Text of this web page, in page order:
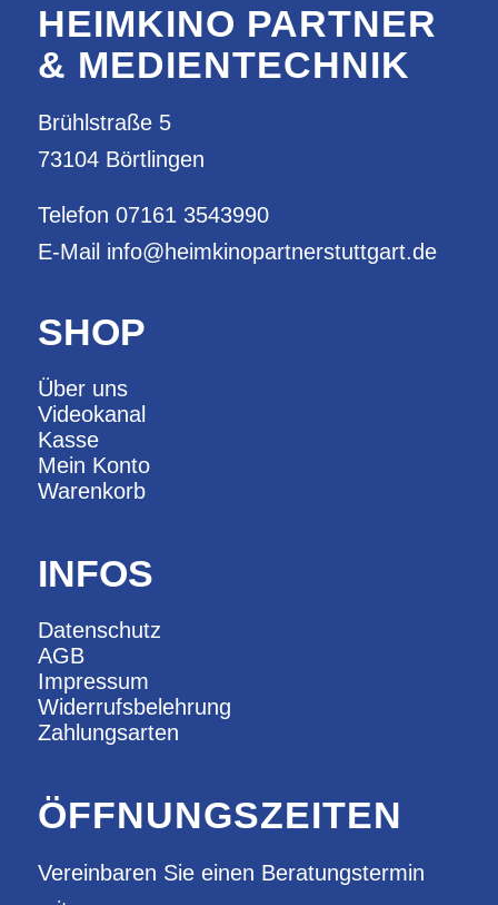
HEIMKINO PARTNER
& MEDIENTECHNIK
Brühlstraße 5
73104 Börtlingen
Telefon 07161 3543990
E-Mail info@heimkinopartnerstuttgart.de
SHOP
Über uns
Videokanal
Kasse
Mein Konto
Warenkorb
INFOS
Datenschutz
AGB
Impressum
Widerrufsbelehrung
Zahlungsarten
ÖFFNUNGSZEITEN
Vereinbaren Sie einen Beratungstermin